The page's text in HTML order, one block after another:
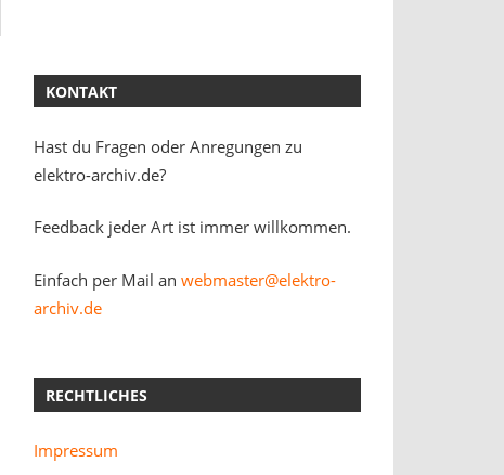
KONTAKT
Hast du Fragen oder Anregungen zu
elektro-archiv.de?
Feedback jeder Art ist immer willkommen.
Einfach per Mail an webmaster@elektro-
archiv.de
RECHTLICHES
Impressum